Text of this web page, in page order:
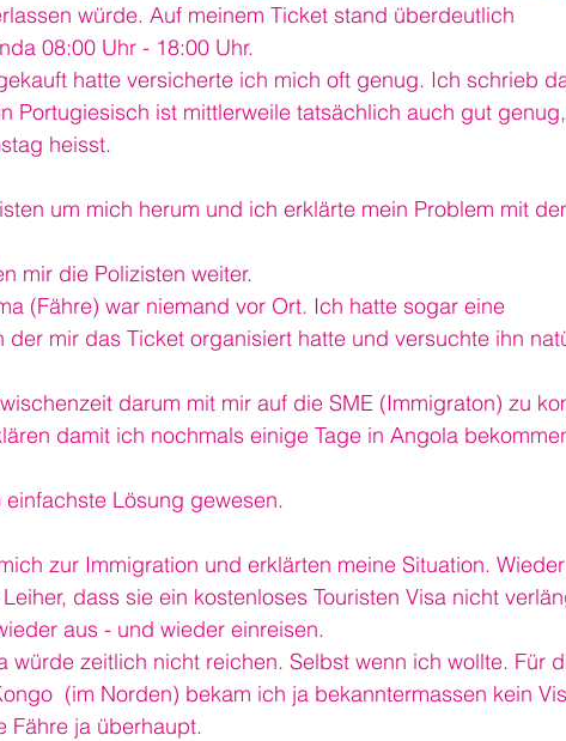
würde. Auf meinem Ticket stand überdeutlich
08:00 Uhr - 18:00 Uhr.
hatte versicherte ich mich oft genug. Ich schrieb
Portugiesisch ist mittlerweile tatsächlich auch gut
heisst.
um mich herum und ich erklärte mein Problem mit
mir die Polizisten weiter.
(Fähre) war niemand vor Ort. Ich hatte sogar eine
der mir das Ticket organisiert hatte und versuchte ihn
darum mit mir auf die SME (Immigraton) zu
damit ich nochmals einige Tage in Angola
Lösung gewesen.
zur Immigration und erklärten meine Situation.
dass sie ein kostenloses Touristen Visa nicht
aus - und wieder einreisen.
würde zeitlich nicht reichen. Selbst wenn ich wollte. Für
(im Norden) bekam ich ja bekanntermassen kein
Fähre ja überhaupt.